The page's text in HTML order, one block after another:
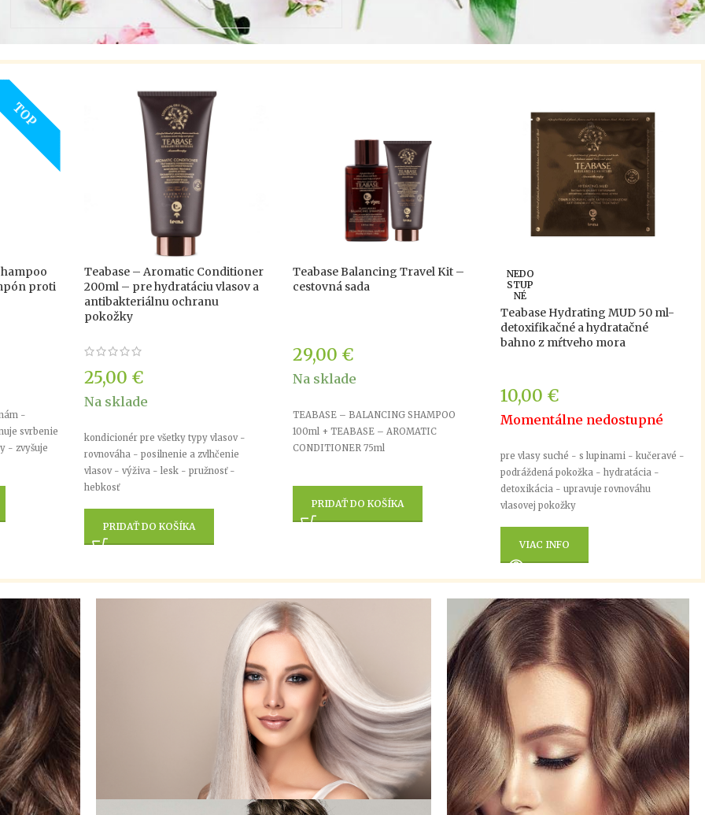
TOP
proti
-
svrbenie
- zvyšuje
Teabase – Aromatic Conditioner
200ml – pre hydratáciu vlasov a
antibakteriálnu ochranu
pokožky
25,00 €
Na sklade
kondicionér pre všetky typy vlasov -
rovnováha - posilnenie a zvlhčenie
vlasov - výživa - lesk - pružnosť -
hebkosť
PRIDAŤ DO KOŠÍKA
Teabase Balancing Travel Kit –
cestovná sada
29,00 €
Na sklade
TEABASE – BALANCING SHAMPOO
100ml + TEABASE – AROMATIC
CONDITIONER 75ml
PRIDAŤ DO KOŠÍKA
NEDO
STUP
NÉ
Teabase Hydrating MUD 50 ml-
detoxifikačné a hydratačné
bahno z mŕtveho mora
10,00 €
Momentálne nedostupné
pre vlasy suché - s lupinami - kučeravé -
podráždená pokožka - hydratácia -
detoxikácia - upravuje rovnováhu
vlasovej pokožky
VIAC INFO